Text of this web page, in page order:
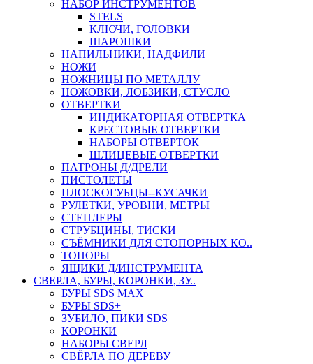
НАБОР ИНСТРУМЕНТОВ
STELS
КЛЮЧИ, ГОЛОВКИ
ШАРОШКИ
НАПИЛЬНИКИ, НАДФИЛИ
НОЖИ
НОЖНИЦЫ ПО МЕТАЛЛУ
НОЖОВКИ, ЛОБЗИКИ, СТУСЛО
ОТВЕРТКИ
ИНДИКАТОРНАЯ ОТВЕРТКА
КРЕСТОВЫЕ ОТВЕРТКИ
НАБОРЫ ОТВЕРТОК
ШЛИЦЕВЫЕ ОТВЕРТКИ
ПАТРОНЫ Д/ДРЕЛИ
ПИСТОЛЕТЫ
ПЛОСКОГУБЦЫ--КУСАЧКИ
РУЛЕТКИ, УРОВНИ, МЕТРЫ
СТЕПЛЕРЫ
СТРУБЦИНЫ, ТИСКИ
СЪЁМНИКИ ДЛЯ СТОПОРНЫХ КО..
ТОПОРЫ
ЯЩИКИ Д/ИНСТРУМЕНТА
СВЕРЛА, БУРЫ, КОРОНКИ, ЗУ..
БУРЫ SDS MAX
БУРЫ SDS+
ЗУБИЛО, ПИКИ SDS
КОРОНКИ
НАБОРЫ СВЕРЛ
СВЁРЛА ПО ДЕРЕВУ